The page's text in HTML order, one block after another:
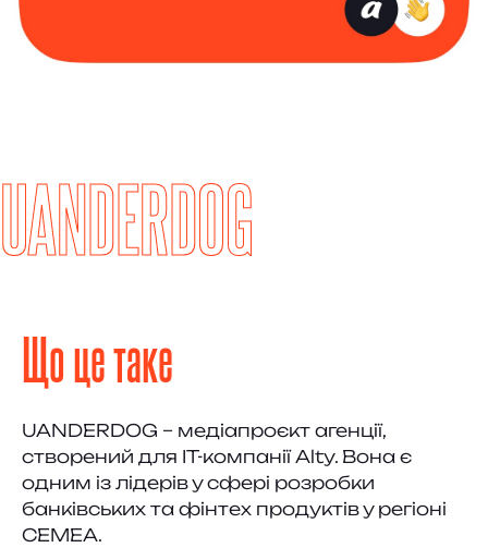
UANDERDOG
Що це таке
UANDERDOG – медіапроєкт агенції,
створений для IT-компанії Alty. Вона є
одним із лідерів у сфері розробки
банківських та фінтех продуктів у регіоні
CEMEА.